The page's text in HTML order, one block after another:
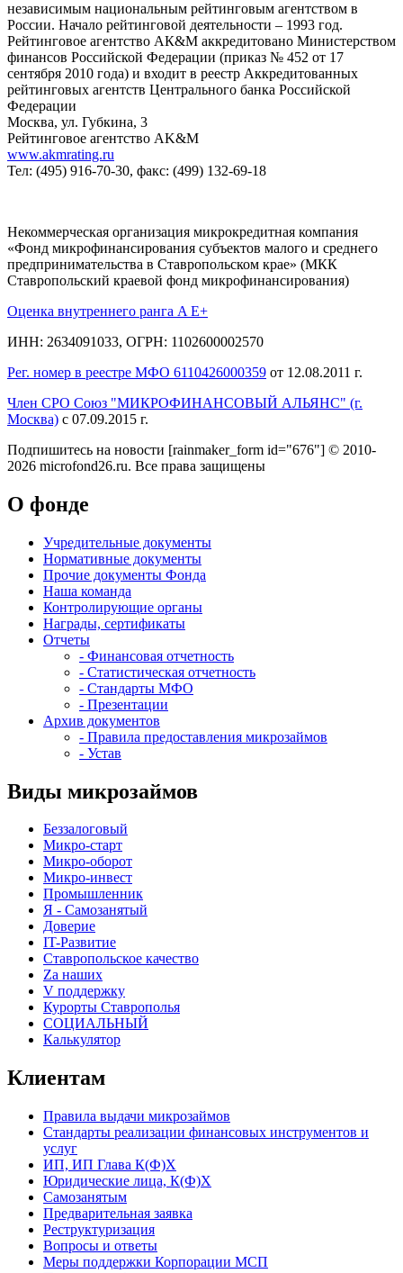
независимым национальным рейтинговым агентством в
России. Начало рейтинговой деятельности – 1993 год.
Рейтинговое агентство АК&M аккредитовано Министерством
финансов Российской Федерации (приказ № 452 от 17
сентября 2010 года) и входит в реестр Аккредитованных
рейтинговых агентств Центрального банка Российской
Федерации
Москва, ул. Губкина, 3
Рейтинговое агентство AK&M
www.akmrating.ru
Тел: (495) 916-70-30, факс: (499) 132-69-18
Некоммерческая организация микрокредитная компания
«Фонд микрофинансирования субъектов малого и среднего
предпринимательства в Ставропольском крае» (МКК
Ставропольский краевой фонд микрофинансирования)
Оценка внутреннего ранга A E+
ИНН: 2634091033, ОГРН: 1102600002570
Рег. номер в реестре МФО 6110426000359 от 12.08.2011 г.
Член СРО Союз "МИКРОФИНАНСОВЫЙ АЛЬЯНС" (г.
Москва) с 07.09.2015 г.
Подпишитесь на новости [rainmaker_form id="676"] © 2010-
2026 microfond26.ru. Все права защищены
О фонде
Учредительные документы
Нормативные документы
Прочие документы Фонда
Наша команда
Контролирующие органы
Награды, сертификаты
Отчеты
- Финансовая отчетность
- Статистическая отчетность
- Стандарты МФО
- Презентации
Архив документов
- Правила предоставления микрозаймов
- Устав
Виды микрозаймов
Беззалоговый
Микро-старт
Микро-оборот
Микро-инвест
Промышленник
Я - Самозанятый
Доверие
IT-Развитие
Ставропольское качество
Za наших
V поддержку
Курорты Ставрополья
СОЦИАЛЬНЫЙ
Калькулятор
Клиентам
Правила выдачи микрозаймов
Стандарты реализации финансовых инструментов и
услуг
ИП, ИП Глава К(Ф)Х
Юридические лица, К(Ф)Х
Самозанятым
Предварительная заявка
Реструктуризация
Вопросы и ответы
Меры поддержки Корпорации МСП